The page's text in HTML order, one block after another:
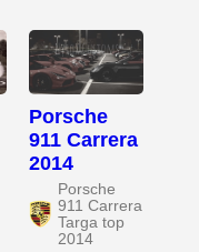
Porsche
911 Carrera
2014
Porsche
911 Carrera
Targa top
2014